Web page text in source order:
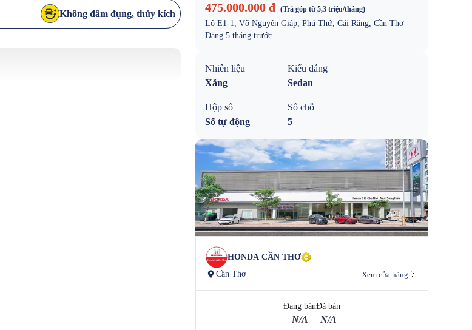
Không đâm đụng, thủy kích 475.000.000 đ (Trả góp từ5,3 triệu/tháng)
Lô E1-1, Võ Nguyên Giáp, Phú Thứ, Cái Răng, Cần Thơ
Đăng 5 tháng trước
Nhiên liệu
Xăng
Kiểu dáng
Sedan
Hộp số
Số tự động
Số chỗ
5
HONDA CẦN THƠ
Cần Thơ
Xem cửa hàng
Đang bán
N/A
Đã bán
N/A